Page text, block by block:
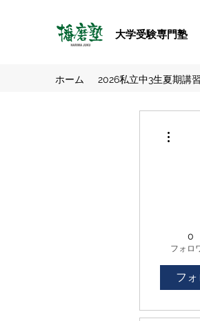
大学受験専門塾
ホーム 2026私立中3生夏期講
0
フォロ
フ